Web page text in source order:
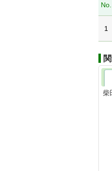
No.
1
柴